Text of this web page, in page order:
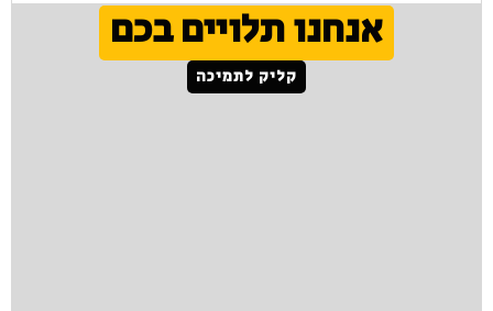
אנחנו תלויים בכם
קליק לתמיכה